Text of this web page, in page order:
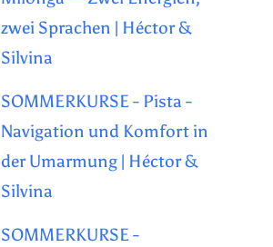
zwei Sprachen | Héctor &
Silvina
SOMMERKURSE - Pista -
Navigation und Komfort in
der Umarmung | Héctor &
Silvina
SOMMERKURSE -